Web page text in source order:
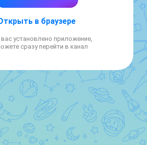
мошенничестве, финансовых
схем. Также студентам
теме.
в браузере
вас установлено приложение,
сразу перейти в канал